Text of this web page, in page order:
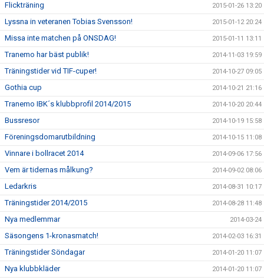
Flickträning 2015-01-26 13:20
Lyssna in veteranen Tobias Svensson! 2015-01-12 20:24
Missa inte matchen på ONSDAG! 2015-01-11 13:11
Tranemo har bäst publik! 2014-11-03 19:59
Träningstider vid TIF-cuper! 2014-10-27 09:05
Gothia cup 2014-10-21 21:16
Tranemo IBK´s klubbprofil 2014/2015 2014-10-20 20:44
Bussresor 2014-10-19 15:58
Föreningsdomarutbildning 2014-10-15 11:08
Vinnare i bollracet 2014 2014-09-06 17:56
Vem är tidernas målkung? 2014-09-02 08:06
Ledarkris 2014-08-31 10:17
Träningstider 2014/2015 2014-08-28 11:48
Nya medlemmar 2014-03-24
Säsongens 1-kronasmatch! 2014-02-03 16:31
Träningstider Söndagar 2014-01-20 11:07
Nya klubbkläder 2014-01-20 11:07